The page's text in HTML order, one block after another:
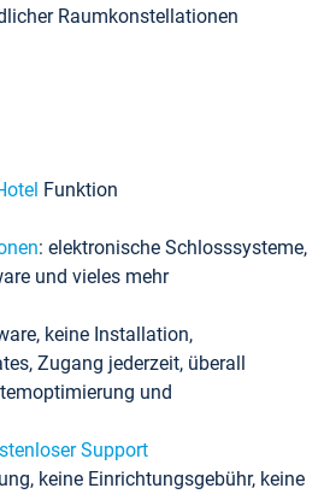
Raumkonstellationen
Funktion
: elektronische Schlosssysteme,
und vieles mehr
keine Installation,
Zugang jederzeit, überall
und
Support
keine Einrichtungsgebühr, keine